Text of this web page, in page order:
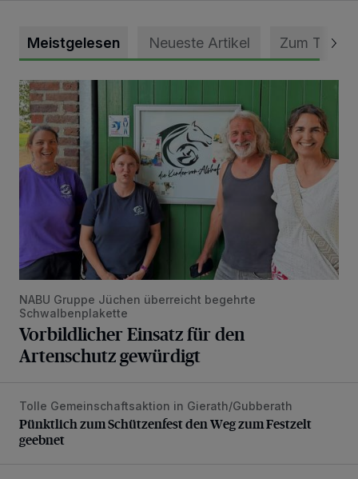
Meistgelesen Neueste Artikel Zum Thema
Vorbildlicher Einsatz für den Artenschutz gewürdigt
NABU Gruppe Jüchen überreicht begehrte
Schwalbenplakette
Vorbildlicher Einsatz für den
Artenschutz gewürdigt
Pünktlich zum Schützenfest den Weg zum Festzelt
Tolle Gemeinschaftsaktion in Gierath/Gubberath
Pünktlich zum Schützenfest den Weg zum Festzelt
geebnet